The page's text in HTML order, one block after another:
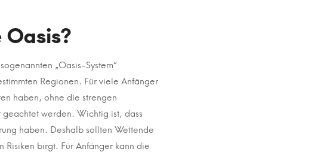
Oasis?
„Oasis-System“
Regionen. Für viele Anfänger
haben, ohne die strengen
geachtet werden. Wichtig ist, dass
haben. Deshalb sollten Wettende
birgt. Für Anfänger kann die